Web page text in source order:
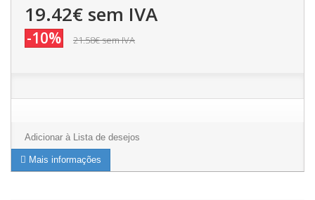
19.42€ sem IVA
-10% 21.58€sem IVA
Adicionar à Lista de desejos
Mais informações